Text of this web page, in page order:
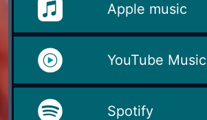
Apple music
YouTube Music
Spotify